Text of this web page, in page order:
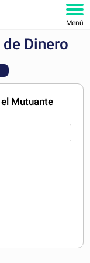
Menú
Dinero
Mutuante